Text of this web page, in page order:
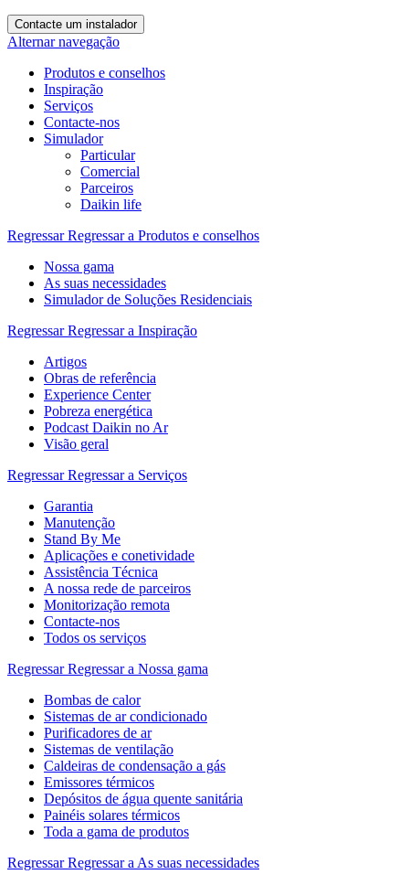
Contacte um instalador
Alternar navegação
Produtos e conselhos
Inspiração
Serviços
Contacte-nos
Simulador
Particular
Comercial
Parceiros
Daikin life
Regressar Regressar a Produtos e conselhos
Nossa gama
As suas necessidades
Simulador de Soluções Residenciais
Regressar Regressar a Inspiração
Artigos
Obras de referência
Experience Center
Pobreza energética
Podcast Daikin no Ar
Visão geral
Regressar Regressar a Serviços
Garantia
Manutenção
Stand By Me
Aplicações e conetividade
Assistência Técnica
A nossa rede de parceiros
Monitorização remota
Contacte-nos
Todos os serviços
Regressar Regressar a Nossa gama
Bombas de calor
Sistemas de ar condicionado
Purificadores de ar
Sistemas de ventilação
Caldeiras de condensação a gás
Emissores térmicos
Depósitos de água quente sanitária
Painéis solares térmicos
Toda a gama de produtos
Regressar Regressar a As suas necessidades